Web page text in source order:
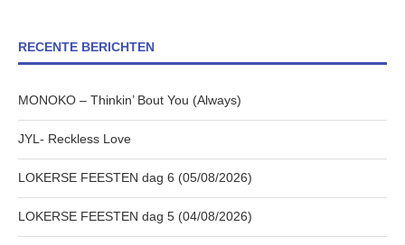
RECENTE BERICHTEN
MONOKO – Thinkin’ Bout You (Always)
JYL- Reckless Love
LOKERSE FEESTEN dag 6 (05/08/2026)
LOKERSE FEESTEN dag 5 (04/08/2026)